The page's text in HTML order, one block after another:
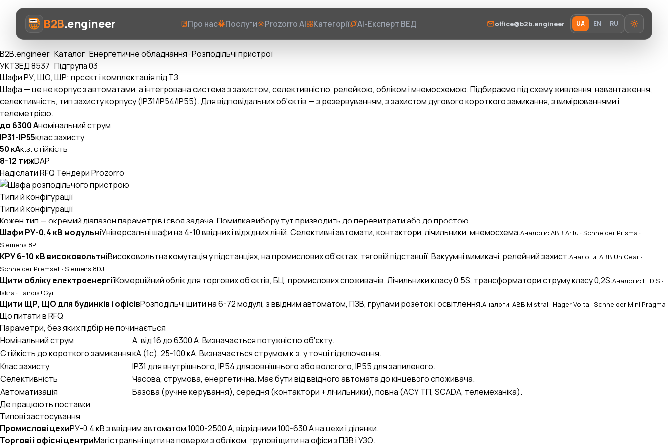
B2B.engineer Про нас Послуги Prozorro AI Категорії AI-Експерт ВЕД office@b2b.engineer UA EN RU
Про нас
Послуги
Prozorro AI
Категорії
AI-Експерт ВЕД
UA EN RU
B2B.engineer·Каталог·Енергетичне обладнання·Розподільчі пристрої
УКТЗЕД 8537 · Підгрупа 03
Шафи РУ, ЩО, ЩР: проєкт і комплектація під ТЗ
Шафа — це не корпус з автоматами, а інтегрована система з захистом, селективністю, релейкою, обліком і мнемосхемою. Підбираємо під схему живлення, навантаження,
селективність, тип захисту корпусу (IP31/IP54/IP55). Для відповідальних об'єктів — з резервуванням, з захистом дугового короткого замикання, з вимірюваннями і
телеметрією.
до 6300 Аномінальний струм
IP31-IP55клас захисту
50 кАк.з. стійкість
8-12 тижDAP
Надіслати RFQ Тендери Prozorro
Типи й конфігурації
Типи й конфігурації
Кожен тип — окремий діапазон параметрів і своя задача. Помилка вибору тут призводить до перевитрати або до простою.
Шафи РУ-0,4 кВ модульніУніверсальні шафи на 4-10 ввідних і відхідних ліній. Селективні автомати, контактори, лічильники, мнемосхема.Аналоги: ABB ArTu · Schneider Prisma ·
Siemens 8PT
КРУ 6-10 кВ високовольтніВисоковольтна комутація у підстанціях, на промислових об'єктах, тяговій підстанції. Вакуумні вимикачі, релейний захист.Аналоги: ABB UniGear ·
Schneider Premset · Siemens 8DJH
Щити обліку електроенергіїКомерційний облік для торгових об'єктів, БЦ, промислових споживачів. Лічильники класу 0,5S, трансформатори струму класу 0,2S.Аналоги: ELDIS ·
Iskra · Landis+Gyr
Щити ЩР, ЩО для будинків і офісівРозподільчі щити на 6-72 модулі, з ввідним автоматом, ПЗВ, групами розеток і освітлення.Аналоги: ABB Mistral · Hager Volta · Schneider Mini Pragma
Що питати в RFQ
Параметри, без яких підбір не починається
Номінальний струм
А, від 16 до 6300 А. Визначається потужністю об'єкту.
Стійкість до короткого замиканнякА (1с), 25-100 кА. Визначається струмом к.з. у точці підключення.
Клас захисту
IP31 для внутрішнього, IP54 для зовнішнього або вологого, IP55 для запиленого.
Селективність
Часова, струмова, енергетична. Має бути від ввідного автомата до кінцевого споживача.
Автоматизація
Базова (ручне керування), середня (контактори + лічильники), повна (АСУ ТП, SCADA, телемеханіка).
Де працюють поставки
Типові застосування
Промислові цехиРУ-0,4 кВ з ввідним автоматом 1000-2500 А, відхідними 100-630 А на цехи і ділянки.
Торгові і офісні центриМагістральні щити на поверхи з обліком, групові щити на офіси з ПЗВ і УЗО.